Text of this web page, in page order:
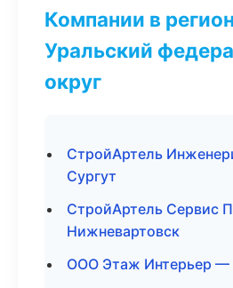
Компании в
Уральский
округ
СтройАртель
Сургут
СтройАртель Сервис
Нижневартовск
ООО Этаж Интерьер —